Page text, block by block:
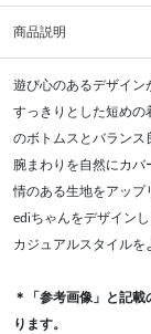
商品説明
遊び心のあるデザイン
すっきりとした短めの
のボトムスとバランス
腕まわりを自然にカ
情のある生地をアップ
ediちゃんをデザイン
カジュアルスタイルを
＊「参考画像」と記
ります。